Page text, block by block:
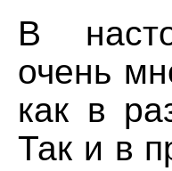
В
очень
как в
Так и в